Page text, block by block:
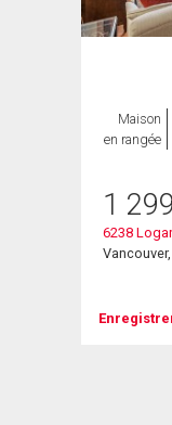
Maison
en rangée
1
6238
Vancouver,